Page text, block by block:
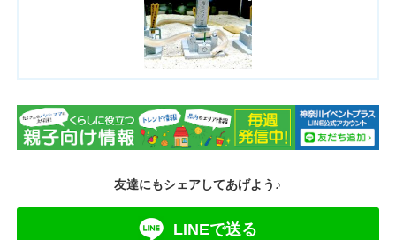
友達にもシェアしてあげよう♪
LINEで送る